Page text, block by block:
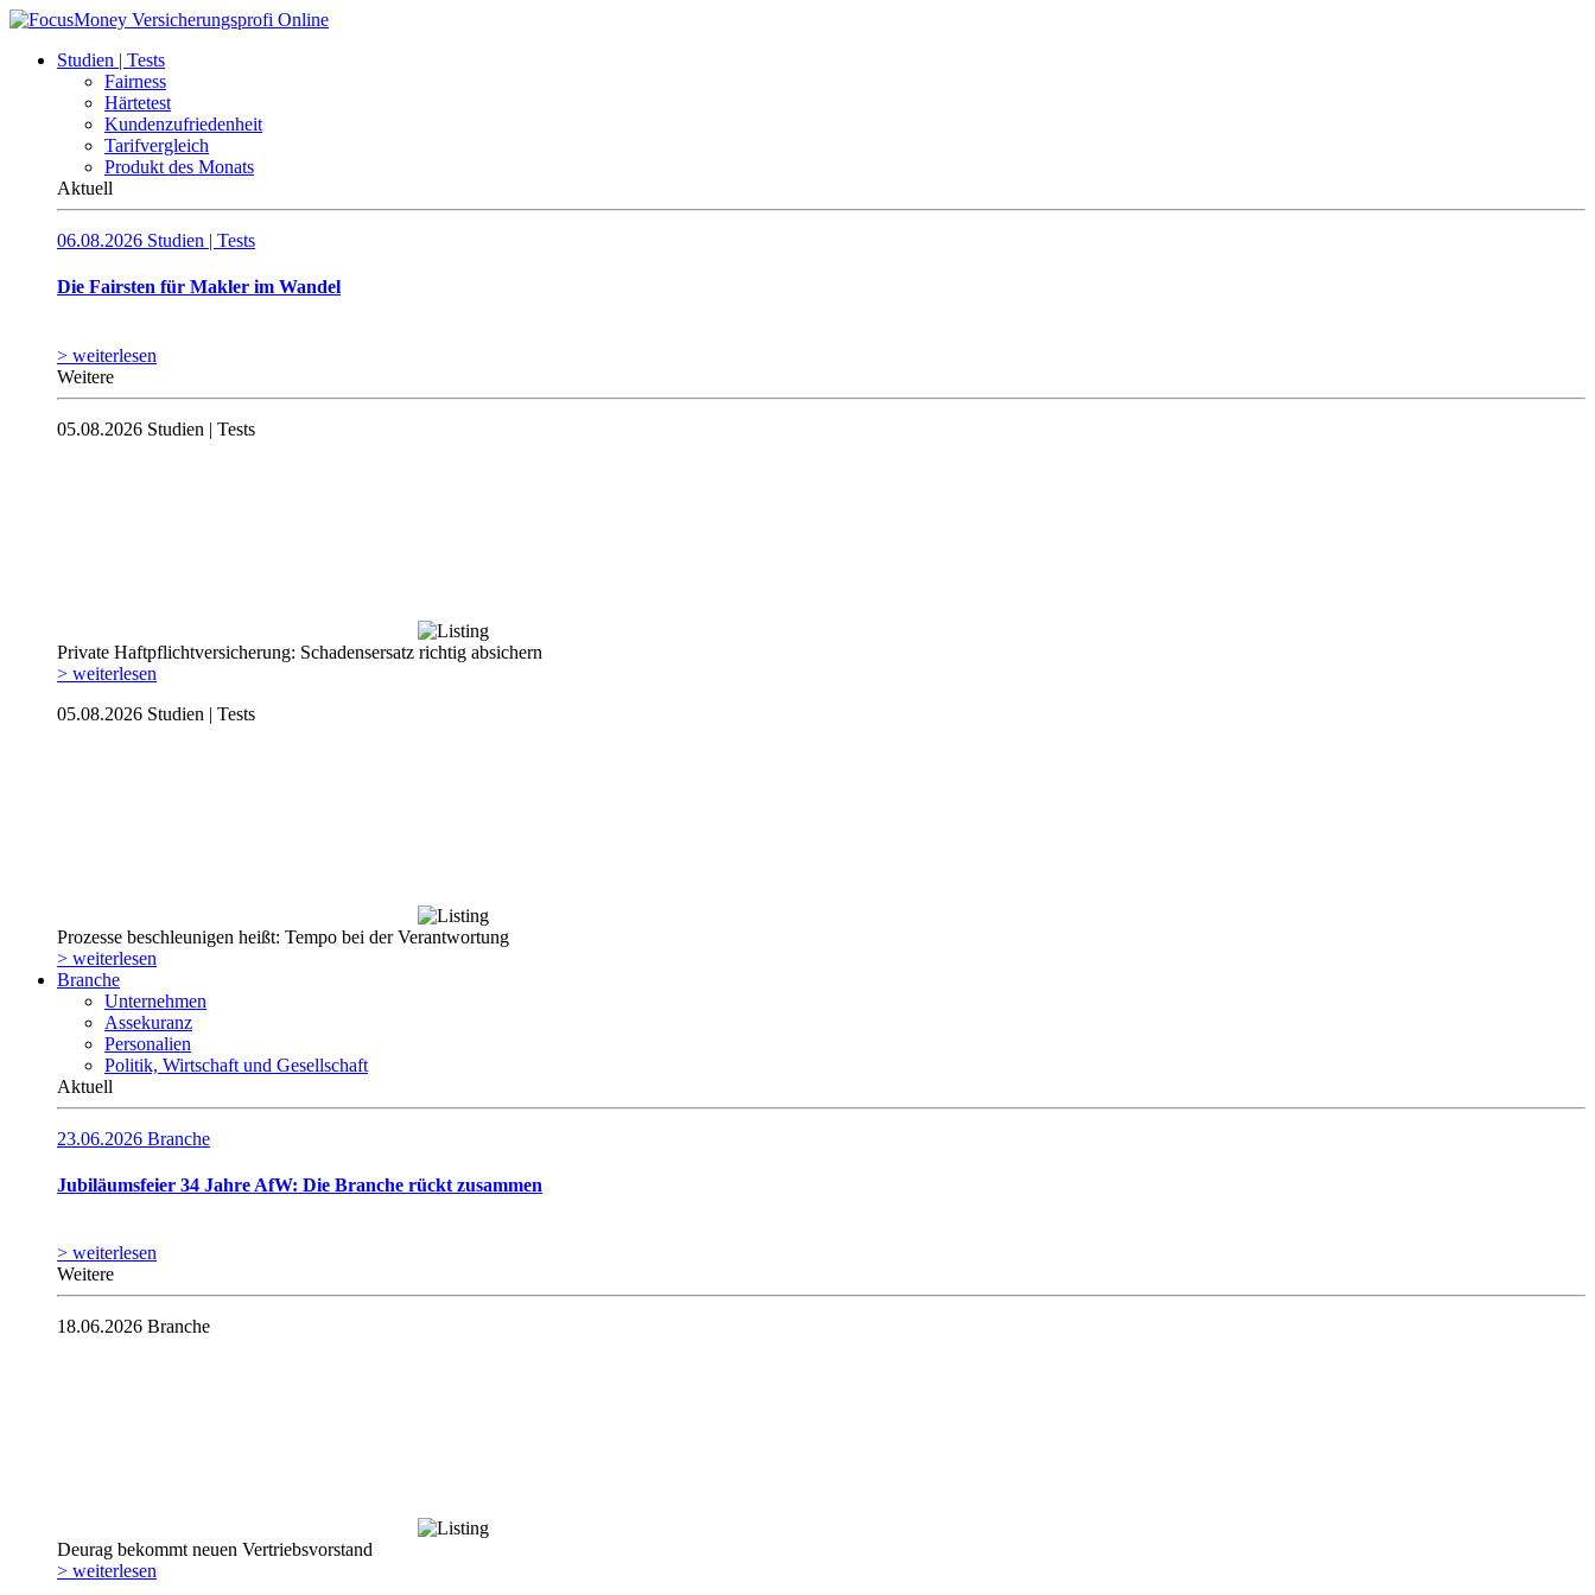
Studien | Tests
Fairness
Härtetest
Kundenzufriedenheit
Tarifvergleich
Produkt des Monats
Aktuell
06.08.2026 Studien | Tests
Die Fairsten für Makler im Wandel
> weiterlesen
Weitere
05.08.2026 Studien | Tests
Private Haftpflicht­versicherung: Schadensersatz richtig absichern
> weiterlesen
05.08.2026 Studien | Tests
Prozesse beschleunigen heißt: Tempo bei der Verantwortung
> weiterlesen
Branche
Unternehmen
Assekuranz
Personalien
Politik, Wirtschaft und Gesellschaft
Aktuell
23.06.2026 Branche
Jubiläumsfeier 34 Jahre AfW: Die Branche rückt zusammen
> weiterlesen
Weitere
18.06.2026 Branche
Deurag bekommt neuen Vertriebsvorstand
> weiterlesen